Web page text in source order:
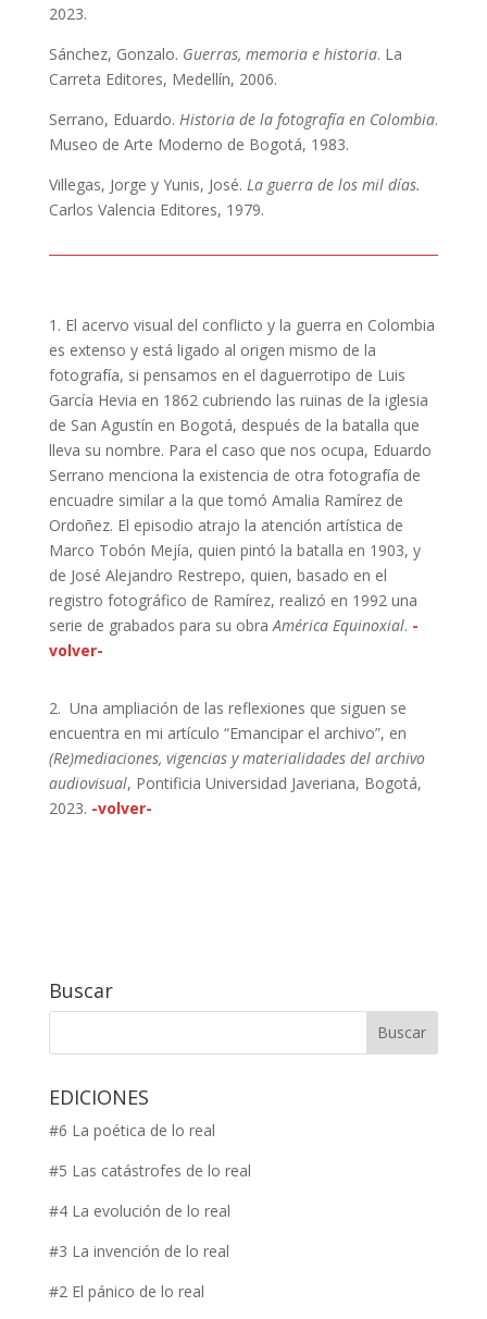
2023.
Sánchez, Gonzalo. Guerras, memoria e historia. La
Carreta Editores, Medellín, 2006.
Serrano, Eduardo. Historia de la fotografía en Colombia.
Museo de Arte Moderno de Bogotá, 1983.
Villegas, Jorge y Yunis, José. La guerra de los mil días.
Carlos Valencia Editores, 1979.
1. El acervo visual del conflicto y la guerra en Colombia
es extenso y está ligado al origen mismo de la
fotografía, si pensamos en el daguerrotipo de Luis
García Hevia en 1862 cubriendo las ruinas de la iglesia
de San Agustín en Bogotá, después de la batalla que
lleva su nombre. Para el caso que nos ocupa, Eduardo
Serrano menciona la existencia de otra fotografía de
encuadre similar a la que tomó Amalia Ramírez de
Ordoñez. El episodio atrajo la atención artística de
Marco Tobón Mejía, quien pintó la batalla en 1903, y
de José Alejandro Restrepo, quien, basado en el
registro fotográfico de Ramírez, realizó en 1992 una
serie de grabados para su obra América Equinoxial. -
volver-
2. Una ampliación de las reflexiones que siguen se
encuentra en mi artículo “Emancipar el archivo”, en
(Re)mediaciones, vigencias y materialidades del archivo
audiovisual, Pontificia Universidad Javeriana, Bogotá,
2023. -volver-
Buscar
EDICIONES
#6 La poética de lo real
#5 Las catástrofes de lo real
#4 La evolución de lo real
#3 La invención de lo real
#2 El pánico de lo real